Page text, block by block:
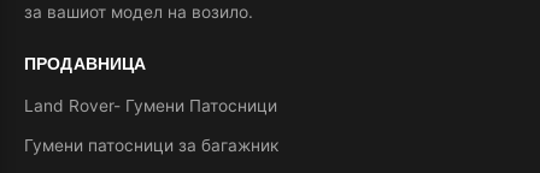
за вашиот модел на возило.
ПРОДАВНИЦА
Land Rover- Гумени Патосници
Гумени патосници за багажник